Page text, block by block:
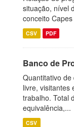
situação, nível
conceito
CSV PDF
Banco de
Quantitativo de
livre, visitantes
trabalho. Total
equivalência,...
CSV